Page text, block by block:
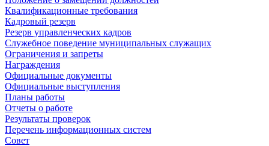
Квалификационные требования
Кадровый резерв
Резерв управленческих кадров
Служебное поведение муниципальных служащих
Ограничения и запреты
Награждения
Официальные документы
Официальные выступления
Планы работы
Отчеты о работе
Результаты проверок
Перечень информационных систем
Совет